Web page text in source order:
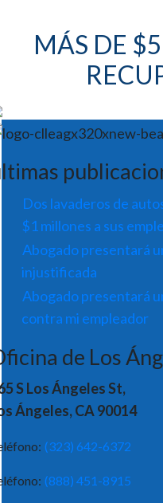
MÁS DE
Dos lavaderos de
$1 millones a sus
Abogado presentará
injustificada
Abogado presentará
contra mi empleador
de Los
S Los Ángeles St,
Ángeles, CA 90014
(323) 642-6372
(888) 451-8915